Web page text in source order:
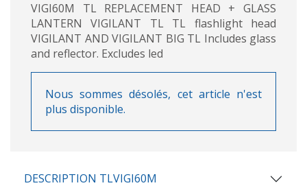
VIGI60M TL REPLACEMENT HEAD + GLASS
LANTERN VIGILANT TL TL flashlight head
VIGILANT AND VIGILANT BIG TL Includes glass
and reflector. Excludes led
Nous sommes désolés, cet article n'est
plus disponible.
DESCRIPTION TLVIGI60M